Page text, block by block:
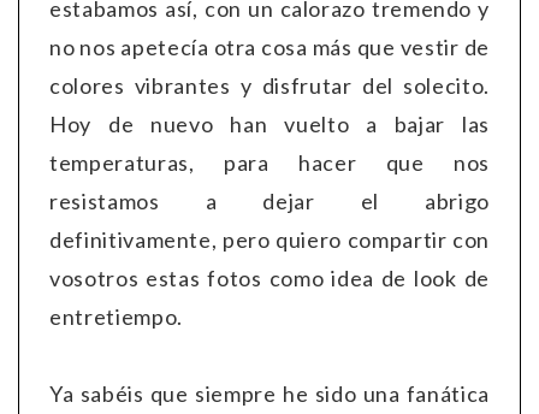
estabamos así, con un calorazo tremendo y
no nos apetecía otra cosa más que vestir de
colores vibrantes y disfrutar del solecito.
Hoy de nuevo han vuelto a bajar las
temperaturas, para hacer que nos
resistamos a dejar el abrigo
definitivamente, pero quiero compartir con
vosotros estas fotos como idea de look de
entretiempo.
Ya sabéis que siempre he sido una fanática